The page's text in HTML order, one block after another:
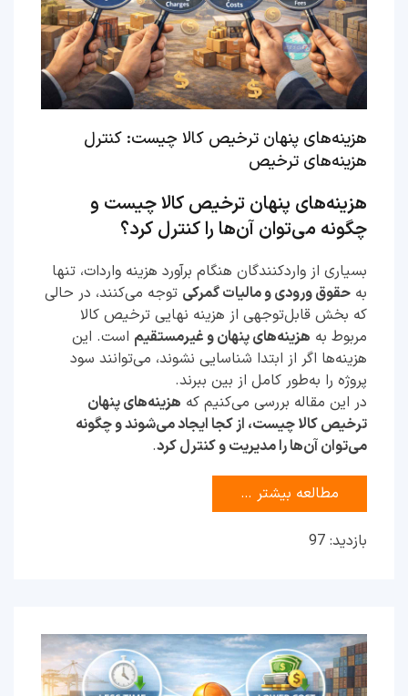
هزینه‌های پنهان ترخیص کالا چیست: کنترل
هزینه‌های ترخیص
هزینه‌های پنهان ترخیص کالا چیست و
چگونه می‌توان آن‌ها را کنترل کرد؟
بسیاری از واردکنندگان هنگام برآورد هزینه واردات، تنها
به حقوق ورودی و مالیات گمرکی توجه می‌کنند، در حالی
که بخش قابل‌توجهی از هزینه نهایی ترخیص کالا
مربوط به هزینه‌های پنهان و غیرمستقیم است. این
هزینه‌ها اگر از ابتدا شناسایی نشوند، می‌توانند سود
پروژه را به‌طور کامل از بین ببرند.
در این مقاله بررسی می‌کنیم که هزینه‌های پنهان
ترخیص کالا چیست، از کجا ایجاد می‌شوند و چگونه
می‌توان آن‌ها را مدیریت و کنترل کرد.
مطالعه بیشتر …
بازدید: 97